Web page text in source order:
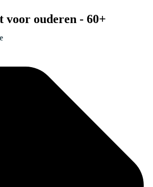
voor ouderen - 60+